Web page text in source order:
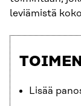
leviämistä
Lisää